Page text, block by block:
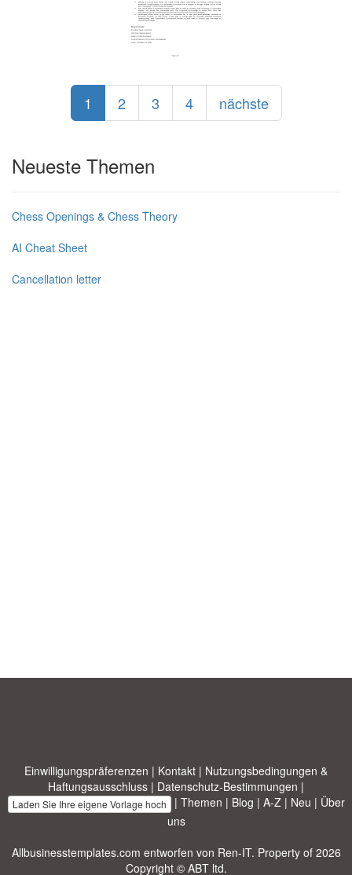
1 2 3 4 nächste
Neueste Themen
Chess Openings & Chess Theory
AI Cheat Sheet
Cancellation letter
Einwilligungspräferenzen | Kontakt | Nutzungsbedingungen &
Haftungsausschluss | Datenschutz-Bestimmungen |
Laden Sie Ihre eigene Vorlage hoch | Themen | Blog | A-Z| Neu | Über
uns
Allbusinesstemplates.com entworfen von Ren-IT. Property of 2026
Copyright © ABT ltd.